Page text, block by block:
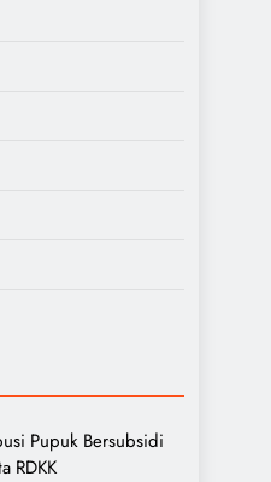
Pupuk Bersubsidi
RDKK